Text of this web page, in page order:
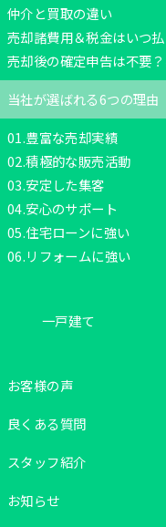
仲介と買取の違い
売却諸費用＆税金はいつ
売却後の確定申告は不要
当社が選ばれる6つの理由
01.豊富な売却実績
02.積極的な販売活動
03.安定した集客
04.安心のサポート
05.住宅ローンに強い
06.リフォームに強い
一戸建て
お客様の声
良くある質問
スタッフ紹介
お知らせ